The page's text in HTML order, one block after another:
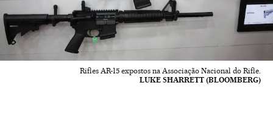
Rifles AR-15 expostos na Associação Nacional do Rifle.
LUKE SHARRETT (BLOOMBERG)